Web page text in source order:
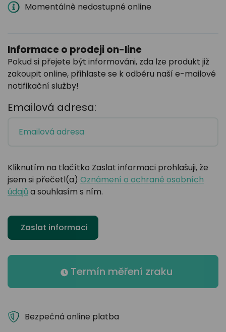
Momentálně nedostupné online
Informace o prodeji on-line
Pokud si přejete být informováni, zda lze produkt již
zakoupit online, přihlaste se k odběru naší e-mailové
notifikační služby!
Emailová adresa:
Kliknutím na tlačítko Zaslat informaci prohlašuji, že
jsem si přečetl(a) Oznámení o ochraně osobních
údajů a souhlasím s ním.
Zaslat informaci
Termín měření zraku
Bezpečná online platba